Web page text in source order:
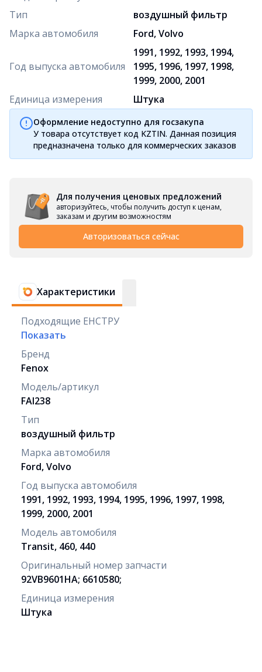
Тип
воздушный фильтр
Марка автомобиля
Ford, Volvo
Год выпуска автомобиля
1991, 1992, 1993, 1994,
1995, 1996, 1997, 1998,
1999, 2000, 2001
Единица измерения
Штука
Оформление недоступно для госзакупа
У товара отсутствует код KZTIN. Данная позиция
предназначена только для коммерческих заказов
Для получения ценовых предложений
авторизуйтесь, чтобы получить доступ к ценам,
заказам и другим возможностям
Авторизоваться сейчас
Характеристики
Подходящие ЕНСТРУ
Показать
Бренд
Fenox
Модель/артикул
FAI238
Тип
воздушный фильтр
Марка автомобиля
Ford, Volvo
Год выпуска автомобиля
1991, 1992, 1993, 1994, 1995, 1996, 1997, 1998,
1999, 2000, 2001
Модель автомобиля
Transit, 460, 440
Оригинальный номер запчасти
92VB9601HA; 6610580;
Единица измерения
Штука